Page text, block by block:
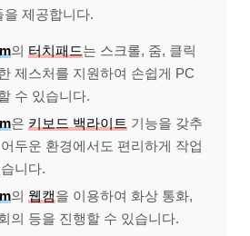
제공합니다.
의 터치패드는 스크롤, 줌, 클릭
제스처를 지원하여 손쉽게 PC
수 있습니다.
은 키보드 백라이트 기능을 갖추
두운 환경에서도 편리하게 작업
니다.
의 웹캠을 이용하여 화상 통화,
의 등을 진행할 수 있습니다.